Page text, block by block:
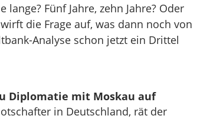
Fünf Jahre, zehn Jahre? Oder
die Frage auf, was dann noch von
Analyse schon jetzt ein Drittel
Diplomatie mit Moskau auf
in Deutschland, rät der